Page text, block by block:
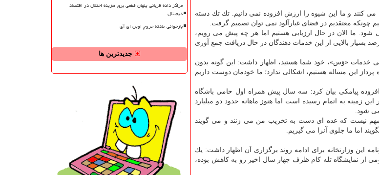
كنند و ما این شیوه را ارزش افزوده نمی دانیم. تك تك دسته
چونكه معتقدیم در فضای غبارآلود نمی توان تصمیم گرفت.
ما الان در حال ارزیابی هستیم اما هر چه پیش می رویم،
بسیار بالایی از این خدمات دهندگان در حال دریافت جمع آوری
خدمات «وَس»، خود شما هستید، اظهار داشت: این گونه بدون
این مساله هستیم، اشكالی ندارد؛ ما خودمان دوست داریم
پیامكی بیان كرد: سه سال پیش همراه اول حامی باشگاه
این زمینه به اتمام رسیده است اما هنوز ماهانه حدود دو میلیارد
مهم نیست كه عده ای دست به تخریب من می زنند و می گویند
اما ما جلوی آنرا می گیریم.
این وزارتخانه برای ادامه روند برگزاری آن اظهار داشت: یك
از نمایشگاه تله كام ظرف چهار سال اخیر رو به كاهش بوده،
مراکز داده قربانی پنهان قطعی برق هزینه اختلال در اقتصاد
دیجیتال
بازخوانی حادثه خروج اوپن ای آی
جدیدترین ها